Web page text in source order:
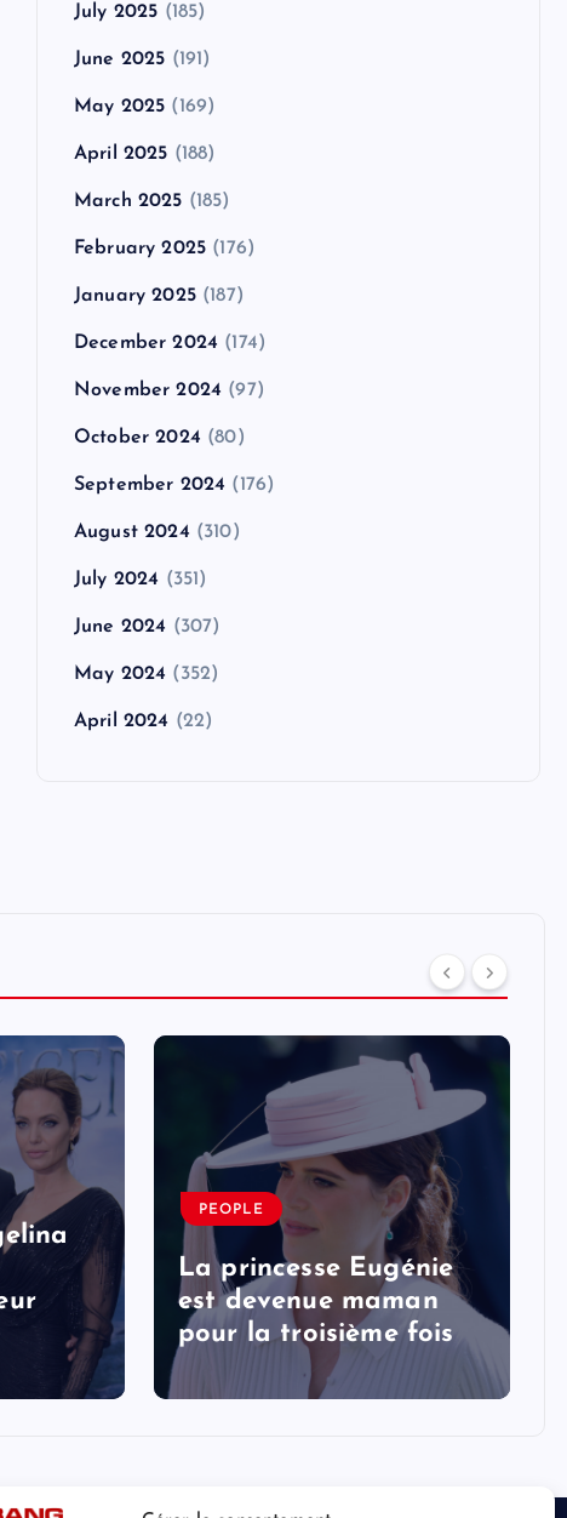
July 2025 (185)
June 2025 (191)
May 2025 (169)
April 2025 (188)
March 2025 (185)
February 2025 (176)
January 2025(187)
December 2024 (174)
November 2024 (97)
October 2024 (80)
September 2024 (176)
August 2024 (310)
July 2024 (351)
June 2024 (307)
May 2024 (352)
April 2024 (22)
PEOPLE
La princesse Eugénie
est devenue maman
pour la troisième fois